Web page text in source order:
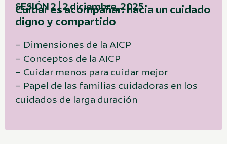
SESIÓN 2 | 2 diciembre, 2025
Cuidar es acompañar: hacia un cuidado
digno y compartido
– Dimensiones de la AICP
– Conceptos de la AICP
– Cuidar menos para cuidar mejor
– Papel de las familias cuidadoras en los
cuidados de larga duración